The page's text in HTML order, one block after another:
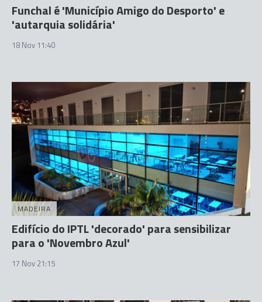
Funchal é 'Município Amigo do Desporto' e
'autarquia solidária'
18 Nov 11:40
MADEIRA
Edifício do IPTL 'decorado' para sensibilizar
para o 'Novembro Azul'
17 Nov 21:15